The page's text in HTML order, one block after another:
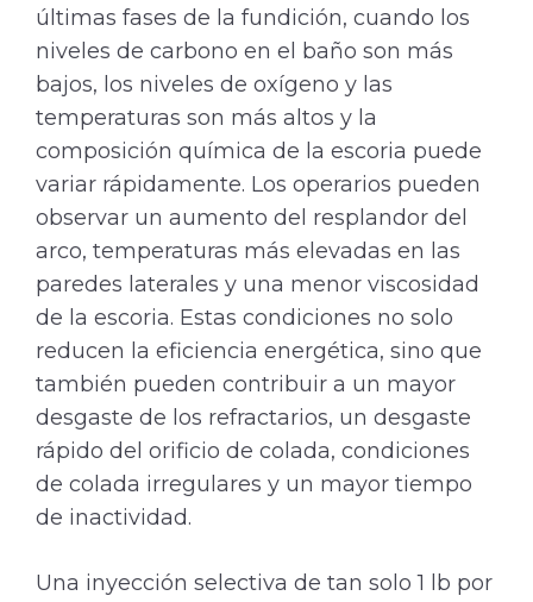
últimas fases de la fundición, cuando los
niveles de carbono en el baño son más
bajos, los niveles de oxígeno y las
temperaturas son más altos y la
composición química de la escoria puede
variar rápidamente. Los operarios pueden
observar un aumento del resplandor del
arco, temperaturas más elevadas en las
paredes laterales y una menor viscosidad
de la escoria. Estas condiciones no solo
reducen la eficiencia energética, sino que
también pueden contribuir a un mayor
desgaste de los refractarios, un desgaste
rápido del orificio de colada, condiciones
de colada irregulares y un mayor tiempo
de inactividad.
Una inyección selectiva de tan solo 1 lb por